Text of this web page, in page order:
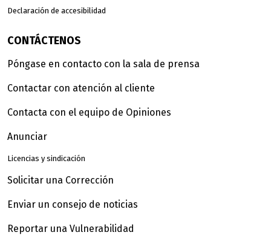
Declaración de accesibilidad
CONTÁCTENOS
Póngase en contacto con la sala de prensa
Contactar con atención al cliente
Contacta con el equipo de Opiniones
Anunciar
Licencias y sindicación
Solicitar una Corrección
Enviar un consejo de noticias
Reportar una Vulnerabilidad